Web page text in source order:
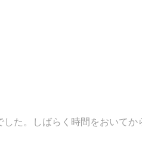
た。しばらく時間をおいてか